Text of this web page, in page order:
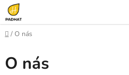
Přejít
na
obsah
Domů
/ O nás
O nás